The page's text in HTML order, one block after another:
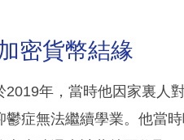
密貨幣結緣
2019年，當時他因家裏人
鬱症無法繼續學業。他當